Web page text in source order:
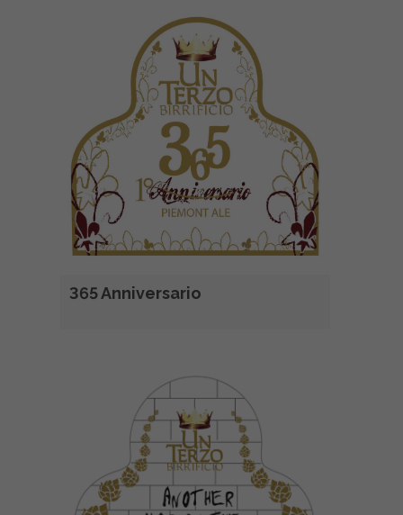
365 Anniversario